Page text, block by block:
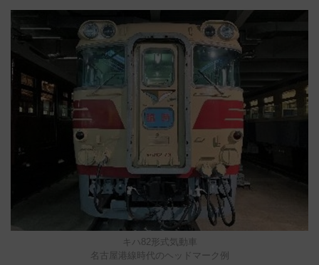
キハ82形式気動車
名古屋港線時代のヘッドマーク例